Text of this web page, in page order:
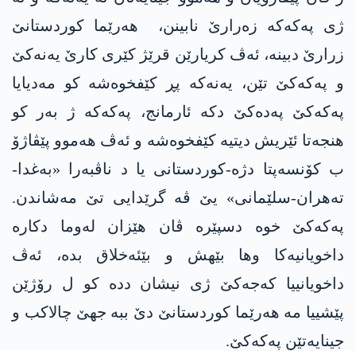
ژی په‌كه‌كە زەرارێ نابینن، هەرێما کوردستانێ
زرارێ دبینە، ئەڤ کریارێن قرێژ کێری کارێ یه‌نه‌كێ
و په‌كه‌كێ تێن، یه‌نه‌كە پڕ کێفخوەشە کو مەدیایا
په‌كه‌كێ په‌ده‌كێ دکە ئارمانج، په‌كه‌كە ژ بەر کو
هنجەتا ئێریش دیتیە کێفخوەشە و ئەڤ هەموو پێڤاژۆ
ب کۆنسەپتا دژه‌-کوردستانی یا د ناڤبەرا «بەغدا-
تەهران-سلێمانی» یێ ڤە گرێدایی تێ مەشاندن.
په‌كه‌كێ خوە دسپێرە ڤان هێزان له‌وما دکارە
داخویانیەکا وها بێهش و بێئەخلاق بدە، ئەڤ
داخویانییا كه‌جه‌كێ ژی نیشان ددە کو ل رۆژێن
پێشییا مە هەرێما کوردستانێ دێ ببە جهێ چالاکب و
جینایەتێن په‌كه‌كێ.